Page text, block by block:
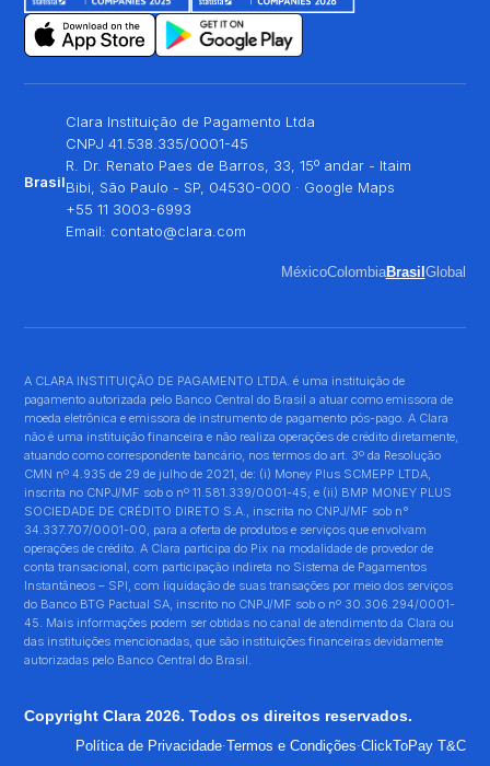
Brasil
Clara Instituição de Pagamento Ltda
CNPJ 41.538.335/0001-45
R. Dr. Renato Paes de Barros, 33, 15º andar - Itaim
Bibi, São Paulo - SP, 04530-000 · Google Maps
+55 11 3003-6993
Email: contato@clara.com
MéxicoColombiaBrasil Global
A CLARA INSTITUIÇÃO DE PAGAMENTO LTDA. é uma instituição de
pagamento autorizada pelo Banco Central do Brasil a atuar como emissora de
moeda eletrônica e emissora de instrumento de pagamento pós-pago. A Clara
não é uma instituição financeira e não realiza operações de crédito diretamente,
atuando como correspondente bancário, nos termos do art. 3º da Resolução
CMN nº 4.935 de 29 de julho de 2021, de: (i) Money Plus SCMEPP LTDA,
inscrita no CNPJ/MF sob o nº 11.581.339/0001-45; e (ii) BMP MONEY PLUS
SOCIEDADE DE CRÉDITO DIRETO S.A., inscrita no CNPJ/MF sob n°
34.337.707/0001-00, para a oferta de produtos e serviços que envolvam
operações de crédito. A Clara participa do Pix na modalidade de provedor de
conta transacional, com participação indireta no Sistema de Pagamentos
Instantâneos – SPI, com liquidação de suas transações por meio dos serviços
do Banco BTG Pactual SA, inscrito no CNPJ/MF sob o nº 30.306.294/0001-
45. Mais informações podem ser obtidas no canal de atendimento da Clara ou
das instituições mencionadas, que são instituições financeiras devidamente
autorizadas pelo Banco Central do Brasil.
Copyright Clara 2026. Todos os direitos reservados.
Política de Privacidade·Termos e Condições·ClickToPay T&C